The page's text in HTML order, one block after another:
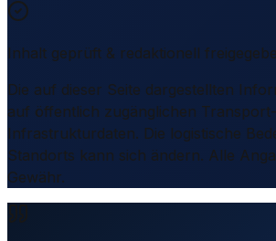
Inhalt geprüft & redaktionell
Die auf dieser Seite dargestellten
auf öffentlich zugänglichen
Infrastrukturdaten. Die logistische
Standorts kann sich ändern. Alle
Gewähr.